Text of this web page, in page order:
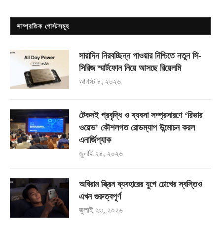
সাম্প্রতিক পোস্টসমূহ
সারাদিন নিরবচ্ছিন্ন পাওয়ার নিশ্চিতে নতুন সি-
সিরিজ স্মার্টফোন নিয়ে আসছে রিয়েলমি
আগস্ট ৪, ২০২৬
টেকসই প্রবৃদ্ধি ও ব্যবসা সম্প্রসারণে ‘রিভার
ওয়েভ’ কৌশলগত রোডম্যাপ উন্মোচন করল
এনার্জিপ্যাক
জুলাই ২৪, ২০২৬
অবিরাম স্ক্রিন ব্যবহারের যুগে চোখের স্বস্তিও
এখন গুরুত্বপূর্ণ
জুলাই ২৩, ২০২৬